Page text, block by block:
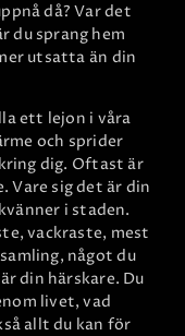
då? Var det
du sprang hem
utsatta än din
ett lejon i våra
och sprider
dig. Oftast är
Vare sig det är din
i staden.
vackraste, mest
något du
din härskare. Du
livet, vad
allt du kan för